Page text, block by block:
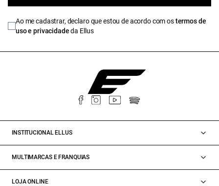
Ao me cadastrar, declaro que estou de acordo com ostermos de
uso e privacidadeda Ellus
INSTITUCIONAL ELLUS
MULTIMARCAS E FRANQUIAS
LOJA ONLINE